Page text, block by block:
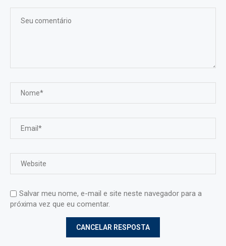
Salvar meu nome, e-mail e site neste navegador para a
próxima vez que eu comentar.